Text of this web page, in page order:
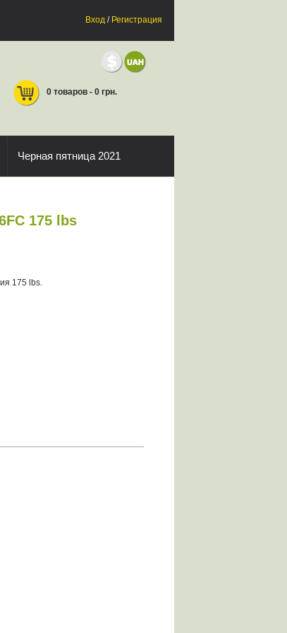
Вход / Регистрация
0 товаров - 0 грн.
Черная пятница 2021
175 lbs
175 lbs.